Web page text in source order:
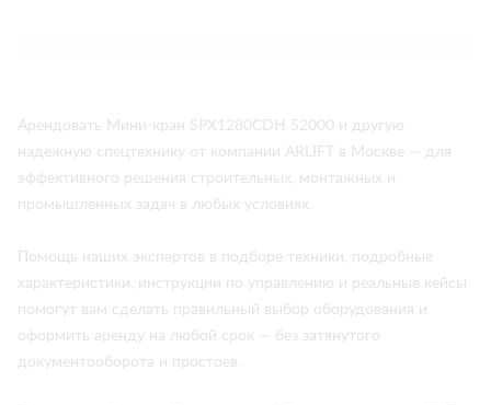
Арендовать Мини-кран SPX1280CDH 52000 и другую
надежную спецтехнику от компании ARLIFT в Москве — для
эффективного решения строительных, монтажных и
промышленных задач в любых условиях.
Помощь наших экспертов в подборе техники, подробные
характеристики, инструкции по управлению и реальные кейсы
помогут вам сделать правильный выбор оборудования и
оформить аренду на любой срок — без затянутого
документооборота и простоев.